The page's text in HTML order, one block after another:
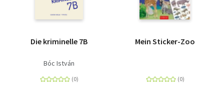
Die kriminelle 7B
Bóc István
Mein Sticker-Zoo